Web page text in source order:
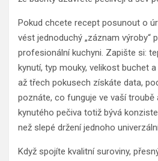
Pokud chcete recept posunout o
vést jednoduchý „záznam výroby“
profesionální kuchyni. Zapište si:
kynutí, typ mouky, velikost buchet
až třech pokusech získáte data,
poznáte, co funguje ve vaší troubě
kynutého pečiva totiž bývá
než slepé držení jednoho
Když spojíte kvalitní suroviny,